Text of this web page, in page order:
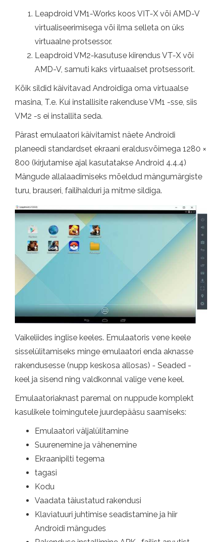
Leapdroid VM1-Works koos VIT-X või AMD-V
virtualiseerimisega või ilma selleta on üks
virtuaalne protsessor.
Leapdroid VM2-kasutuse kiirendus VT-X või
AMD-V, samuti kaks virtuaalset protsessorit.
Kõik sildid käivitavad Androidiga oma virtuaalse
masina, T.e. Kui installisite rakenduse VM1 -sse, siis
VM2 -s ei installita seda.
Pärast emulaatori käivitamist näete Androidi
planeedi standardset ekraani eraldusvõimega 1280 ×
800 (kirjutamise ajal kasutatakse Android 4.4.4)
Mängude allalaadimiseks mõeldud mängumärgiste
turu, brauseri, failihalduri ja mitme sildiga.
Vaikeliides inglise keeles. Emulaatoris vene keele
sisselülitamiseks minge emulaatori enda aknasse
rakendusesse (nupp keskosa allosas) - Seaded -
keel ja sisend ning valdkonnal valige vene keel.
Emulaatoriaknast paremal on nuppude komplekt
kasulikele toimingutele juurdepääsu saamiseks:
Emulaatori väljalülitamine
Suurenemine ja vähenemine
Ekraanipilti tegema
tagasi
Kodu
Vaadata täiustatud rakendusi
Klaviatuuri juhtimise seadistamine ja hiir
Androidi mängudes